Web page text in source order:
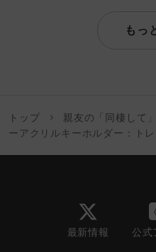
もっ
トップ 親友の「同棲して
ーアクリルキーホルダー：ト
最新情報 公式